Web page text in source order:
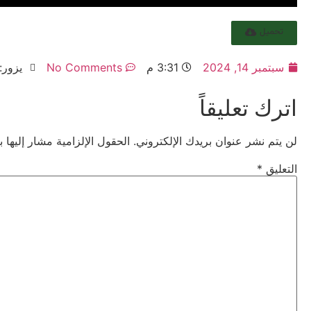
تحميل
سبتمبر 14, 2024 3:31 م No Comments يزور:
اترك تعليقاً
لن يتم نشر عنوان بريدك الإلكتروني. الحقول الإلزامية مشار إليها
التعليق *